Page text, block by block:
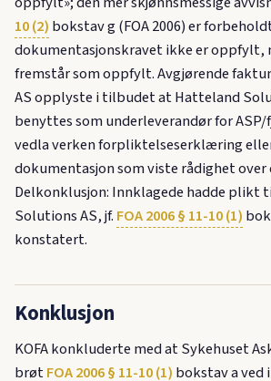
10 (2) bokstav g (FOA 2006) er
dokumentasjonskravet ikke er oppfylt,
fremstår som oppfylt. Avgjørende
AS opplyste i tilbudet at Hatteland
benyttes som underleverandør for
vedla verken forpliktelseserklæring
dokumentasjon som viste rådighet over
Delkonklusjon: Innklagede hadde plikt
Solutions AS, jf. FOA 2006 § 11-10 (1)
konstatert.
Konklusjon
KOFA konkluderte med at Sykehuset
brøtFOA 2006 § 11-10 (1) bokstav a ved